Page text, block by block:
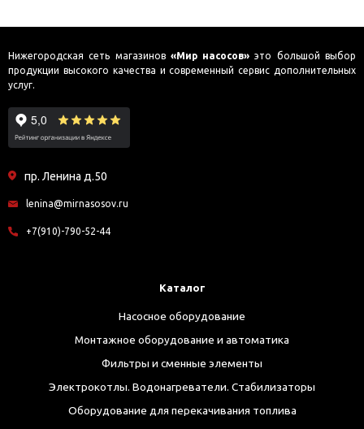
Нижегородская сеть магазинов «Мир насосов» это большой выбор
продукции высокого качества и современный сервис дополнительных
услуг.
пр. Ленина д.50
lenina@mirnasosov.ru
+7(910)-790-52-44
Каталог
Насосное оборудование
Монтажное оборудование и автоматика
Фильтры и сменные элементы
Электрокотлы. Водонагреватели. Стабилизаторы
Оборудование для перекачивания топлива